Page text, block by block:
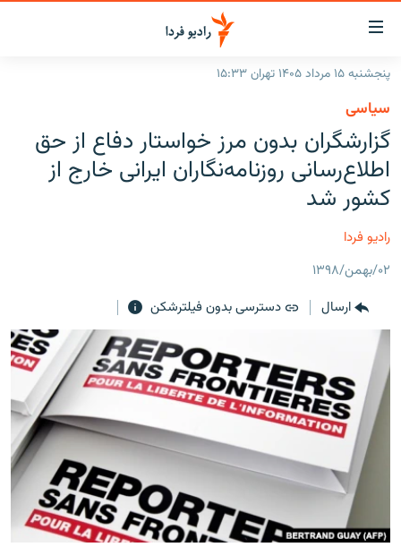
لینک‌های
قابلیت
دسترسی
بازگشت
به
منوی
اصلی
رفتن
صفحه
جستجو
ایران
جهان
رادیو
گزارش‌های ویدئویی
English
به ما بپیوندید
زبان‌های دیگر
پنجشنبه ۱۵ مرداد ۱۴۰۵ تهران ۱۵:۳۳
سیاسی
گزارشگران بدون مرز خواستار دفاع از حق
اطلاع‌رسانی روزنامه‌نگاران ایرانی خارج از
کشور شد‎
رادیو فردا
۰۲/بهمن/۱۳۹۸
ارسال
دسترسی بدون فیلترشکن